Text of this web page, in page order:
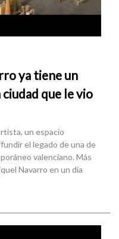
ya tiene un
que le vio
un espacio
el legado de una de
valenciano. Más
Navarro en un día